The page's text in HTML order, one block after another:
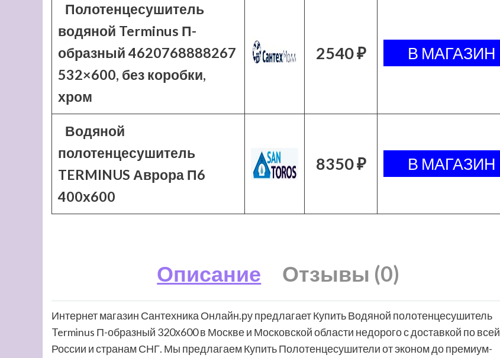
Полотенцесушитель
водяной Terminus П-
образный 4620768888267
532×600, без коробки,
хром
2540 ₽
Водяной
полотенцесушитель
TERMINUS Аврора П6
400х600
8350 ₽
Описание Отзывы (0)
Интернет магазин Сантехника Онлайн.ру предлагает Купить Водяной полотенцесушитель
Terminus П-образный 320х600 в Москве и Московской области недорого с доставкой по всей
России и странам СНГ. Мы предлагаем Купить Полотенцесушители от эконом до премиум-